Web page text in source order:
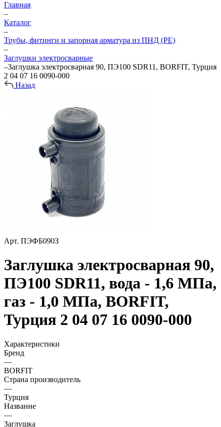
Главная
–
Каталог
–
Трубы, фитинги и запорная арматура из ПНД (PE)
–
Заглушки электросварные
–Заглушка электросварная 90, ПЭ100 SDR11, BORFIT, Турция
2 04 07 16 0090-000
Назад
Арт. ПЭФБ090З
Заглушка электросварная 90,
ПЭ100 SDR11, вода - 1,6 МПа,
газ - 1,0 МПа, BORFIT,
Турция 2 04 07 16 0090-000
Характеристики
Бренд
—
BORFIT
Страна производитель
—
Турция
Название
—
Заглушка